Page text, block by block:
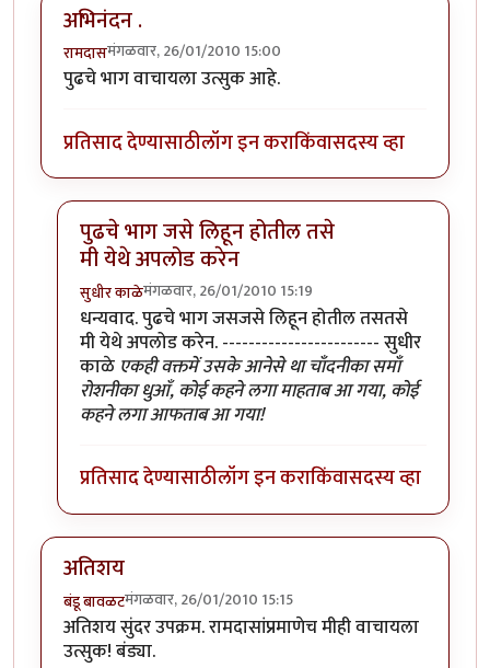
अभिनंदन .
रामदासमंगळवार, 26/01/2010 15:00
पुढचे भाग वाचायला उत्सुक आहे.
प्रतिसाद देण्यासाठीलॉग इन कराकिंवासदस्य व्हा
पुढचे भाग जसे लिहून होतील तसे
मी येथे अपलोड करेन
सुधीर काळेमंगळवार, 26/01/2010 15:19
In reply toअभिनंदन .byरामदास
धन्यवाद. पुढचे भाग जसजसे लिहून होतील तसतसे
मी येथे अपलोड करेन. ------------------------ सुधीर
काळे एकही वक्तमें उसके आनेसे था चाँदनीका समाँ
रोशनीका धुआँ, कोई कहने लगा माहताब आ गया, कोई
कहने लगा आफताब आ गया!
प्रतिसाद देण्यासाठीलॉग इन कराकिंवासदस्य व्हा
अतिशय
बंडू बावळटमंगळवार, 26/01/2010 15:15
अतिशय सुंदर उपक्रम. रामदासांप्रमाणेच मीही वाचायला
उत्सुक! बंड्या.